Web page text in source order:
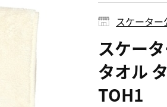
スケーター
スケー
タオル
TOH1